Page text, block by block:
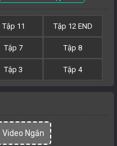
Tập 12 END
Tập 11
Tập 8
Tập 7
Tập 4
Tập 3
Video Ngắn